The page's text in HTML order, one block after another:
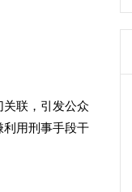
联，引发公众
用刑事手段干